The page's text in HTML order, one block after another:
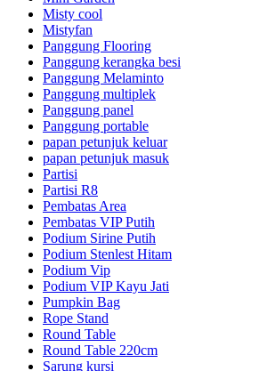
Misty cool
Mistyfan
Panggung Flooring
Panggung kerangka besi
Panggung Melaminto
Panggung multiplek
Panggung panel
Panggung portable
papan petunjuk keluar
papan petunjuk masuk
Partisi
Partisi R8
Pembatas Area
Pembatas VIP Putih
Podium Sirine Putih
Podium Stenlest Hitam
Podium Vip
Podium VIP Kayu Jati
Pumpkin Bag
Rope Stand
Round Table
Round Table 220cm
Sarung kursi